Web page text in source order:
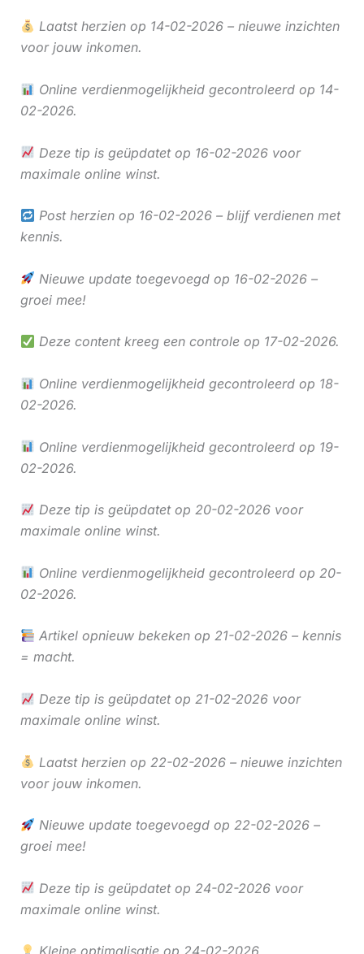
Laatst herzien op 14-02-2026 – nieuwe inzichten
voor jouw inkomen.
Online verdienmogelijkheid gecontroleerd op 14-
02-2026.
Deze tip is geüpdatet op 16-02-2026 voor
maximale online winst.
Post herzien op 16-02-2026 – blijf verdienen met
kennis.
Nieuwe update toegevoegd op 16-02-2026 –
groei mee!
Deze content kreeg een controle op 17-02-2026.
Online verdienmogelijkheid gecontroleerd op 18-
02-2026.
Online verdienmogelijkheid gecontroleerd op 19-
02-2026.
Deze tip is geüpdatet op 20-02-2026 voor
maximale online winst.
Online verdienmogelijkheid gecontroleerd op 20-
02-2026.
Artikel opnieuw bekeken op 21-02-2026 – kennis
= macht.
Deze tip is geüpdatet op 21-02-2026 voor
maximale online winst.
Laatst herzien op 22-02-2026 – nieuwe inzichten
voor jouw inkomen.
Nieuwe update toegevoegd op 22-02-2026 –
groei mee!
Deze tip is geüpdatet op 24-02-2026 voor
maximale online winst.